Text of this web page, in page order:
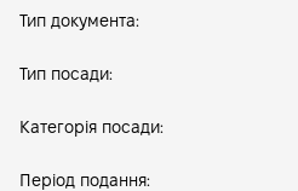
Тип документа:
Тип посади:
Категорія посади:
Період подання: